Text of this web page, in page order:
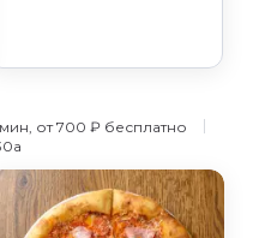
от 700 ₽ бесплатно